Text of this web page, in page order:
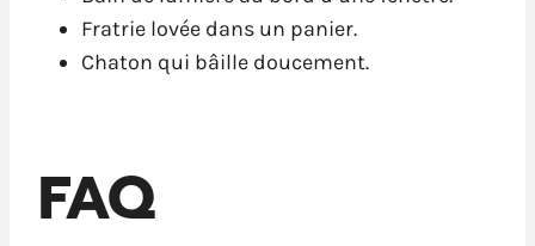
Fratrie lovée dans un panier.
Chaton qui bâille doucement.
FAQ